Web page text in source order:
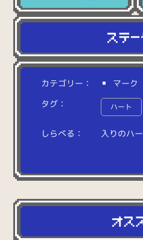
カテゴリー：
マーク
タグ：
ハート
しらべる： 入 りのハー